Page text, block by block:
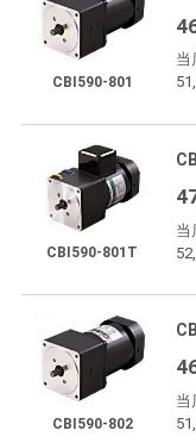
CBI590-801
当
CBI590-801T
当
CBI590-802
当